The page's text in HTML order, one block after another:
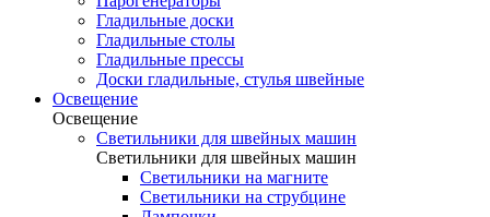
Гладильные доски
Гладильные столы
Гладильные прессы
Доски гладильные, стулья швейные
Освещение
Освещение
Светильники для швейных машин
Светильники для швейных машин
Светильники на магните
Светильники на струбцине